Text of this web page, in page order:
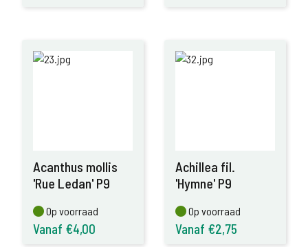
Acanthus mollis
'Rue Ledan' P9
Op voorraad
Op voorraad
Vanaf €4,00
Achillea fil.
'Hymne' P9
Op voorraad
Op voorraad
Vanaf €2,75